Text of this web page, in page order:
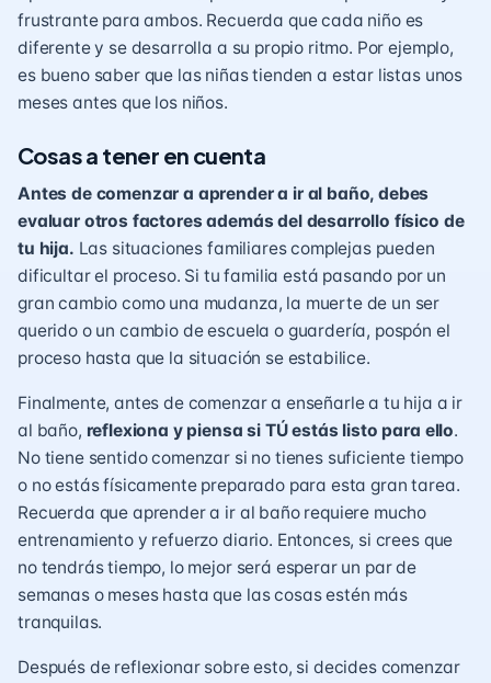
frustrante para ambos. Recuerda que cada niño es
diferente y se desarrolla a su propio ritmo. Por ejemplo,
es bueno saber que las niñas tienden a estar listas unos
meses antes que los niños.
Cosas a tener en cuenta
Antes de comenzar a aprender a ir al baño, debes
evaluar otros factores además del desarrollo físico de
tu hija. Las situaciones familiares complejas pueden
dificultar el proceso. Si tu familia está pasando por un
gran cambio como una mudanza, la muerte de un ser
querido o un cambio de escuela o guardería, pospón el
proceso hasta que la situación se estabilice.
Finalmente, antes de comenzar a enseñarle a tu hija a ir
al baño, reflexiona y piensa si TÚ estás listo para ello.
No tiene sentido comenzar si no tienes suficiente tiempo
o no estás físicamente preparado para esta gran tarea.
Recuerda que aprender a ir al baño requiere mucho
entrenamiento y refuerzo diario. Entonces, si crees que
no tendrás tiempo, lo mejor será esperar un par de
semanas o meses hasta que las cosas estén más
tranquilas.
Después de reflexionar sobre esto, si decides comenzar